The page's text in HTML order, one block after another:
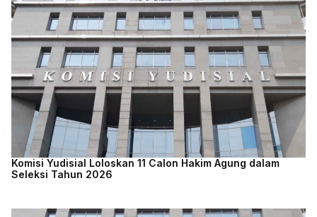
Komisi Yudisial Loloskan 11 Calon Hakim Agung dalam
Seleksi Tahun 2026